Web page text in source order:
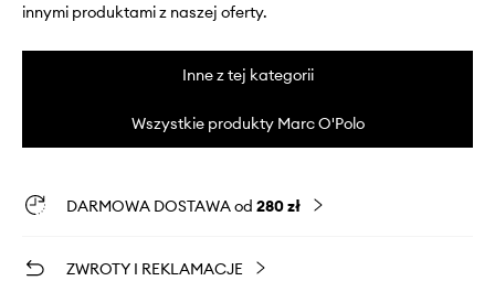
innymi produktami z naszej oferty.
Inne z tej kategorii
Wszystkie produkty Marc O'Polo
DARMOWA DOSTAWA od 280 zł
ZWROTY I REKLAMACJE